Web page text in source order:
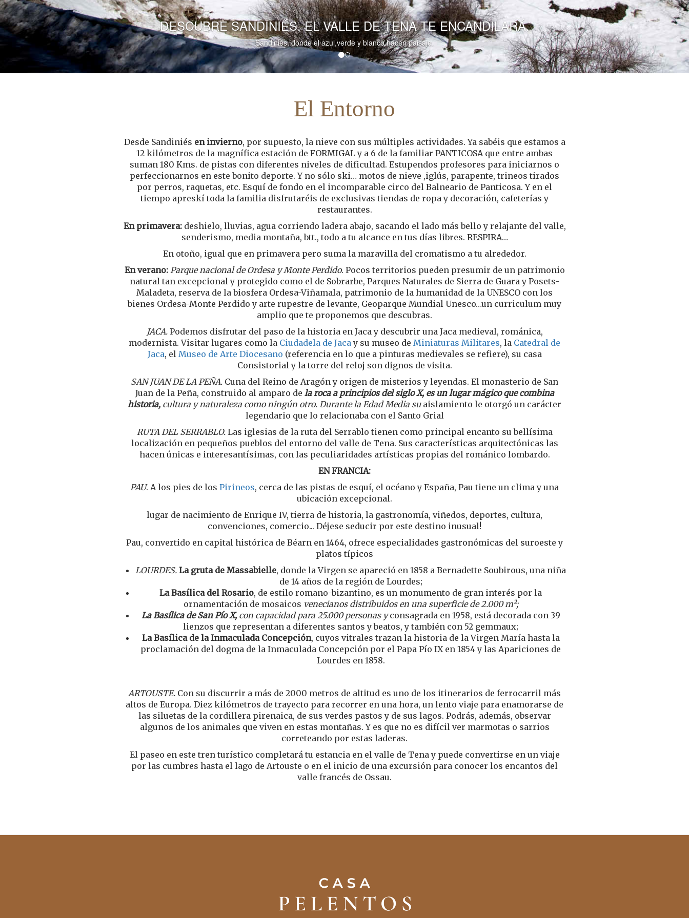
DESCUBRE SANDINIÉS, EL VALLE DE TENA TE ENCANDILARÁ.
Sandiniés, donde el azul,verde y blanco hacen paisaje.
El Entorno
Desde Sandiniés en invierno, por supuesto, la nieve con sus múltiples actividades. Ya sabéis que estamos a
12 kilómetros de la magnífica estación de FORMIGAL y a 6 de la familiar PANTICOSA que entre ambas
suman 180 Kms. de pistas con diferentes niveles de dificultad. Estupendos profesores para iniciarnos o
perfeccionarnos en este bonito deporte. Y no sólo ski… motos de nieve ,iglús, parapente, trineos tirados
por perros, raquetas, etc. Esquí de fondo en el incomparable circo del Balneario de Panticosa. Y en el
tiempo apreskí toda la familia disfrutaréis de exclusivas tiendas de ropa y decoración, cafeterías y
restaurantes.
En primavera:deshielo, lluvias, agua corriendo ladera abajo, sacando el lado más bello y relajante del valle,
senderismo, media montaña, btt., todo a tu alcance en tus días libres. RESPIRA…
En otoño, igual que en primavera pero suma la maravilla del cromatismo a tu alrededor.
En verano: Parque nacional de Ordesa y Monte Perdido. Pocos territorios pueden presumir de un patrimonio
natural tan excepcional y protegido como el de Sobrarbe, Parques Naturales de Sierra de Guara y Posets-
Maladeta, reserva de la biosfera Ordesa-Viñamala, patrimonio de la humanidad de la UNESCO con los
bienes Ordesa-Monte Perdido y arte rupestre de levante, Geoparque Mundial Unesco…un curriculum muy
amplio que te proponemos que descubras.
JACA.Podemos disfrutar del paso de la historia en Jaca y descubrir una Jaca medieval, románica,
modernista. Visitar lugares como la Ciudadela de Jacay su museo de Miniaturas Militares, la Catedral de
Jaca, el Museo de Arte Diocesano (referencia en lo que a pinturas medievales se refiere), su casa
Consistorial y la torre del reloj son dignos de visita.
SAN JUAN DE LA PEÑA. Cuna del Reino de Aragón y origen de misterios y leyendas. El monasterio de San
Juan de la Peña, construido al amparo de la roca a principios del siglo X, es un lugar mágico que combina
historia, cultura y naturaleza como ningún otro. Durante la Edad Media suaislamiento le otorgó un carácter
legendario que lo relacionaba con el Santo Grial
RUTA DEL SERRABLO. Las iglesias de la ruta del Serrablo tienen como principal encanto su bellísima
localización en pequeños pueblos del entorno del valle de Tena. Sus características arquitectónicas las
hacen únicas e interesantísimas, con las peculiaridades artísticas propias del románico lombardo.
EN FRANCIA:
PAU. A los pies de los Pirineos, cerca de las pistas de esquí, el océano y España, Pau tiene un clima y una
ubicación excepcional.
lugar de nacimiento de Enrique IV, tierra de historia, la gastronomía, viñedos, deportes, cultura,
convenciones, comercio... Déjese seducir por este destino inusual!
Pau, convertido en capital histórica de Béarn en 1464, ofrece especialidades gastronómicas del suroeste y
platos típicos
LOURDES. La gruta de Massabielle, donde la Virgen se apareció en 1858 a Bernadette Soubirous, una niña
de 14 años de la región de Lourdes;
La Basílica del Rosario, de estilo romano-bizantino, es un monumento de gran interés por la
ornamentación de mosaicos venecianos distribuidos en una superficie de 2.000 m²;
La Basílica de San Pío X,con capacidad para 25.000 personas yconsagrada en 1958, está decorada con 39
lienzos que representan a diferentes santos y beatos, y también con 52 gemmaux;
La Basílica de la Inmaculada Concepción, cuyos vitrales trazan la historia de la Virgen María hasta la
proclamación del dogma de la Inmaculada Concepción por el Papa Pío IX en 1854 y las Apariciones de
Lourdes en 1858.
ARTOUSTE. Con su discurrir a más de 2000 metros de altitud es uno de los itinerarios de ferrocarril más
altos de Europa. Diez kilómetros de trayecto para recorrer en una hora, un lento viaje para enamorarse de
las siluetas de la cordillera pirenaica, de sus verdes pastos y de sus lagos. Podrás, además, observar
algunos de los animales que viven en estas montañas. Y es que no es difícil ver marmotas o sarrios
correteando por estas laderas.
El paseo en este tren turístico completará tu estancia en el valle de Tena y puede convertirse en un viaje
por las cumbres hasta el lago de Artouste o en el inicio de una excursión para conocer los encantos del
valle francés de Ossau.